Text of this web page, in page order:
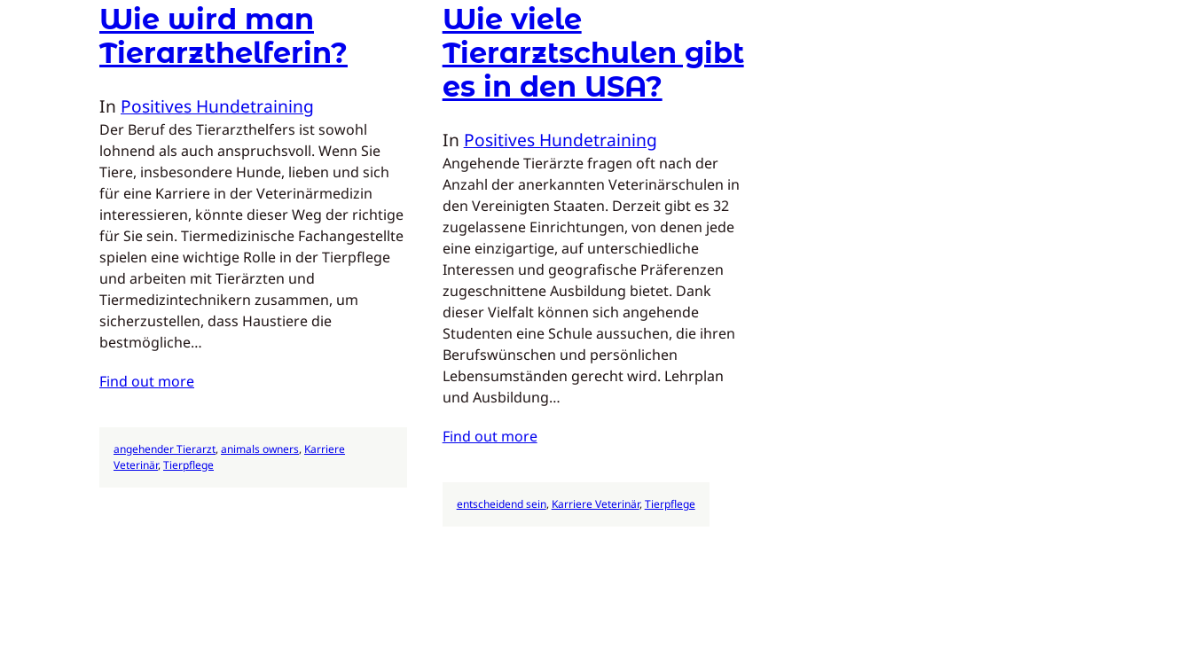
Wie wird man
Tierarzthelferin?
In Positives Hundetraining
Der Beruf des Tierarzthelfers ist sowohl
lohnend als auch anspruchsvoll. Wenn Sie
Tiere, insbesondere Hunde, lieben und sich
für eine Karriere in der Veterinärmedizin
interessieren, könnte dieser Weg der richtige
für Sie sein. Tiermedizinische Fachangestellte
spielen eine wichtige Rolle in der Tierpflege
und arbeiten mit Tierärzten und
Tiermedizintechnikern zusammen, um
sicherzustellen, dass Haustiere die
bestmögliche…
Find out more
angehender Tierarzt, animals owners, Karriere
Veterinär, Tierpflege
Wie viele
Tierarztschulen gibt
es in den USA?
In Positives Hundetraining
Angehende Tierärzte fragen oft nach der
Anzahl der anerkannten Veterinärschulen in
den Vereinigten Staaten. Derzeit gibt es 32
zugelassene Einrichtungen, von denen jede
eine einzigartige, auf unterschiedliche
Interessen und geografische Präferenzen
zugeschnittene Ausbildung bietet. Dank
dieser Vielfalt können sich angehende
Studenten eine Schule aussuchen, die ihren
Berufswünschen und persönlichen
Lebensumständen gerecht wird. Lehrplan
und Ausbildung…
Find out more
entscheidend sein, Karriere Veterinär, Tierpflege